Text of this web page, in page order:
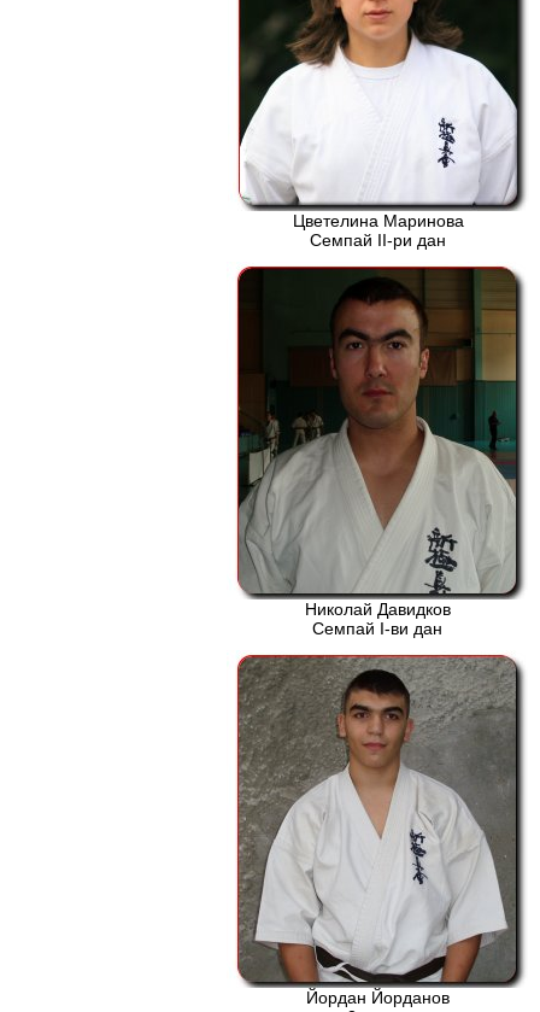
Цветелина Маринова
Семпай ІІ-ри дан
Николай Давидков
Семпай І-ви дан
Йордан Йорданов